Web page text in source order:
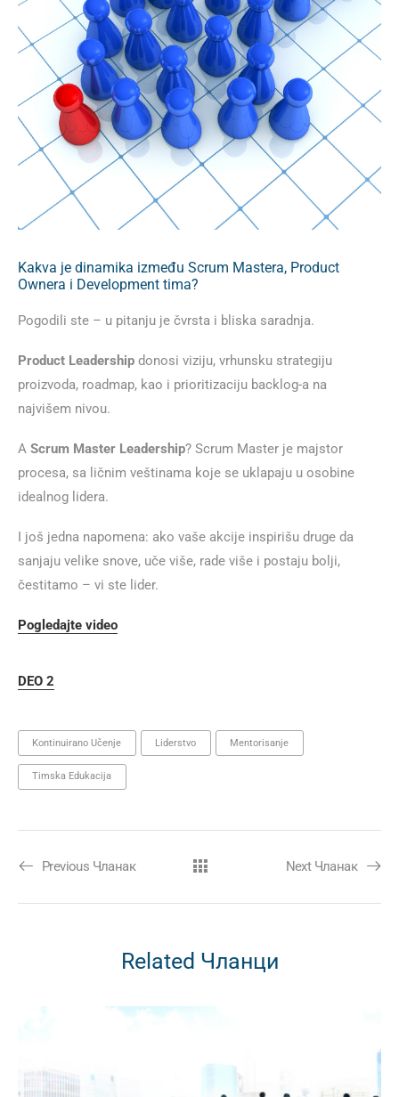
Kakva je dinamika između Scrum Mastera, Product
Ownera i Development tima?
Pogodili ste – u pitanju je čvrsta i bliska saradnja.
Product Leadership donosi viziju, vrhunsku strategiju
proizvoda, roadmap, kao i prioritizaciju backlog-a na
najvišem nivou.
A Scrum Master Leadership? Scrum Master je majstor
procesa, sa ličnim veštinama koje se uklapaju u osobine
idealnog lidera.
I još jedna napomena: ako vaše akcije inspirišu druge da
sanjaju velike snove, uče više, rade više i postaju bolji,
čestitamo – vi ste lider.
Pogledajte video
DEO 2
Kontinuirano Učenje Liderstvo Mentorisanje
Timska Edukacija
Previous Чланак Next Чланак
Related Чланци